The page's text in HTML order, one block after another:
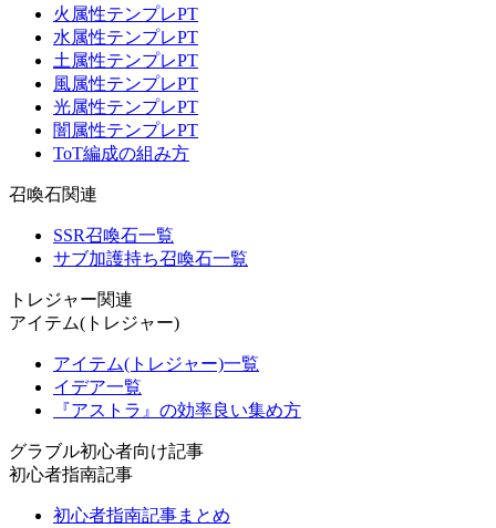
火属性テンプレPT
水属性テンプレPT
土属性テンプレPT
風属性テンプレPT
光属性テンプレPT
闇属性テンプレPT
ToT編成の組み方
召喚石関連
SSR召喚石一覧
サブ加護持ち召喚石一覧
トレジャー関連
アイテム(トレジャー)
アイテム(トレジャー)一覧
イデア一覧
『アストラ』の効率良い集め方
グラブル初心者向け記事
初心者指南記事
初心者指南記事まとめ